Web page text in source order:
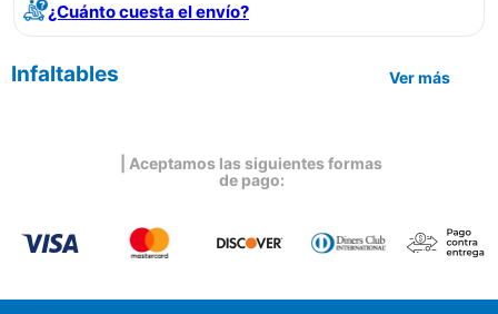
¿Cuánto cuesta el envío?
Infaltables Ver más
| Aceptamos las siguientes formas
de pago: